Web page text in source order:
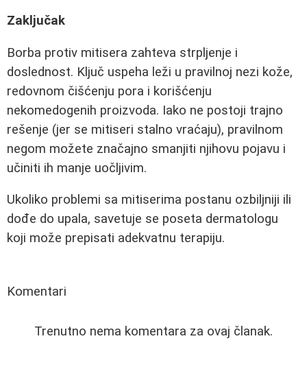
Zaključak
Borba protiv mitisera zahteva strpljenje i
doslednost. Ključ uspeha leži u pravilnoj nezi kože,
redovnom čišćenju pora i korišćenju
nekomedogenih proizvoda. Iako ne postoji trajno
rešenje (jer se mitiseri stalno vraćaju), pravilnom
negom možete značajno smanjiti njihovu pojavu i
učiniti ih manje uočljivim.
Ukoliko problemi sa mitiserima postanu ozbiljniji ili
dođe do upala, savetuje se poseta dermatologu
koji može prepisati adekvatnu terapiju.
Komentari
Trenutno nema komentara za ovaj članak.